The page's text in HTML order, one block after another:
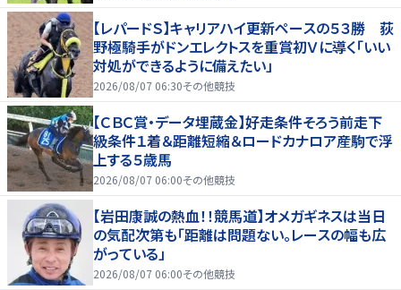
【レパードＳ】キャリアハイ更新ペースの５３勝 荻
野極騎手がドンエレクトスを重賞初Ｖに導く「いい
対処ができるように備えたい」
2026/08/07 06:30その他競技
【ＣＢＣ賞・データ埋蔵金】好走条件そろう前走下
級条件１着＆距離短縮＆ロードカナロア産駒で浮
上する５歳馬
2026/08/07 06:00その他競技
【岩田康誠の熱血！！競馬道】オメガギネスは当日
の気配次第も「距離は問題ない。レースの幅も広
がっている」
2026/08/07 06:00その他競技